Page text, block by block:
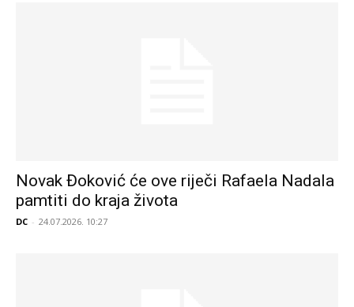
Novak Đoković će ove riječi Rafaela Nadala
pamtiti do kraja života
DC - 24.07.2026. 10:27